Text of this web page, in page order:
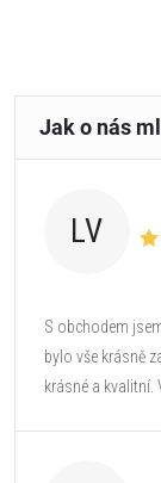
LV
S obchodem
bylo vše krásně
krásné a kvalitní.